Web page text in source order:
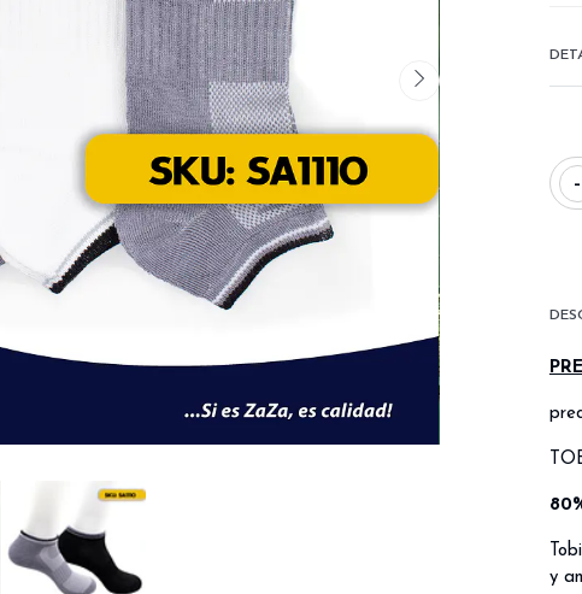
-
y